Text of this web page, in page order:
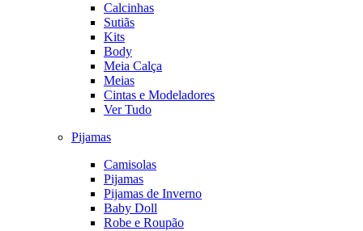
Calcinhas
Sutiãs
Kits
Body
Meia Calça
Meias
Cintas e Modeladores
Ver Tudo
Pijamas
Camisolas
Pijamas
Pijamas de Inverno
Baby Doll
Robe e Roupão